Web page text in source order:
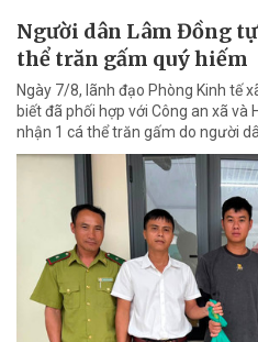
Người dân Lâm Đồng
thể trăn gấm quý hiếm
Ngày 7/8, lãnh đạo Phòng Kinh tế
biết đã phối hợp với Công an xã và
nhận 1 cá thể trăn gấm do người